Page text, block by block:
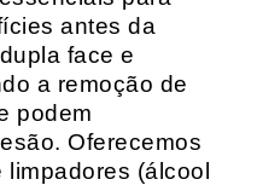
antes da
face e
a remoção de
podem
Oferecemos
(álcool